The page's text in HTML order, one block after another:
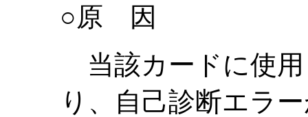
○原 因
当該カードに使
り、自己診断エラ